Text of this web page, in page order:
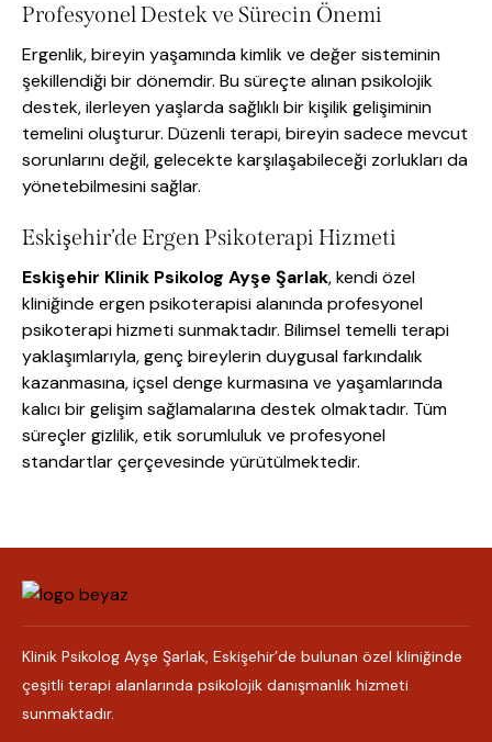
Profesyonel Destek ve Sürecin Önemi
Ergenlik, bireyin yaşamında kimlik ve değer sisteminin
şekillendiği bir dönemdir. Bu süreçte alınan psikolojik
destek, ilerleyen yaşlarda sağlıklı bir kişilik gelişiminin
temelini oluşturur. Düzenli terapi, bireyin sadece mevcut
sorunlarını değil, gelecekte karşılaşabileceği zorlukları da
yönetebilmesini sağlar.
Eskişehir’de Ergen Psikoterapi Hizmeti
Eskişehir Klinik Psikolog Ayşe Şarlak, kendi özel
kliniğinde ergen psikoterapisi alanında profesyonel
psikoterapi hizmeti sunmaktadır. Bilimsel temelli terapi
yaklaşımlarıyla, genç bireylerin duygusal farkındalık
kazanmasına, içsel denge kurmasına ve yaşamlarında
kalıcı bir gelişim sağlamalarına destek olmaktadır. Tüm
süreçler gizlilik, etik sorumluluk ve profesyonel
standartlar çerçevesinde yürütülmektedir.
Klinik Psikolog Ayşe Şarlak, Eskişehir’de bulunan özel kliniğinde
çeşitli terapi alanlarında psikolojik danışmanlık hizmeti
sunmaktadır.